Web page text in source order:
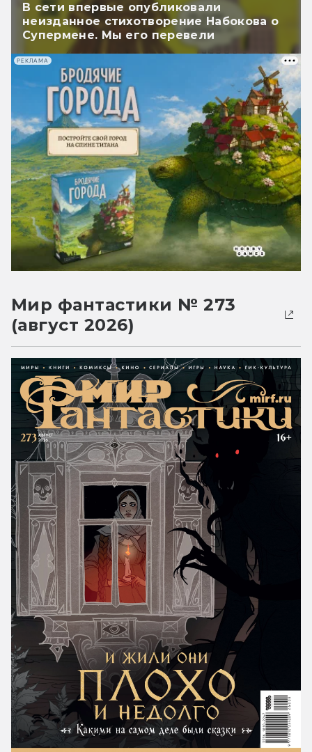
В сети впервые опубликовали
неизданное стихотворение Набокова о
Супермене. Мы его перевели
РЕКЛАМА
Мир фантастики № 273
(август 2026)